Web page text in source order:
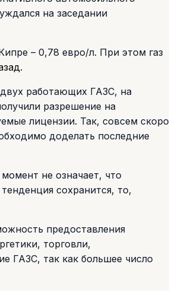
на заседании
– 0,78 евро/л. При этом газ
.
работающих ГАЗС, на
разрешение на
лицензии. Так, совсем скоро
доделать последние
не означает, что
сохранится, то,
предоставления
торговли,
ГАЗС, так как большее число